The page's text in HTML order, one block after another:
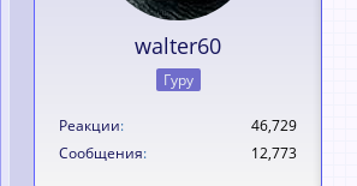
walter60
Гуру
Реакции
46,729
Сообщения
12,773